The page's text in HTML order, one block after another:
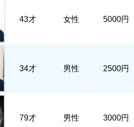
43才 女性 5000円
34才 男性 2500円
79才 男性 3000円